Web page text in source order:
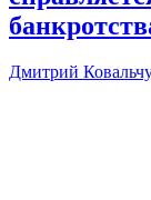
Дмитрий